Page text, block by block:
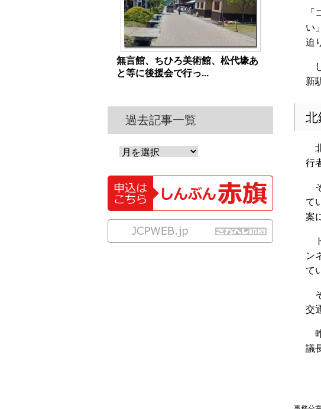
い
迫
新
北
行
て
案
ン
て
交
議
無言館、ちひろ美術館、松代壕あ
と等に後援会で行っ...
過去記事一覧